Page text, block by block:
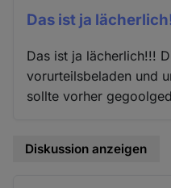
Das ist ja
Das ist ja lächerlich!!!
vorurteilsbeladen und
sollte vorher
Diskussion anzeigen